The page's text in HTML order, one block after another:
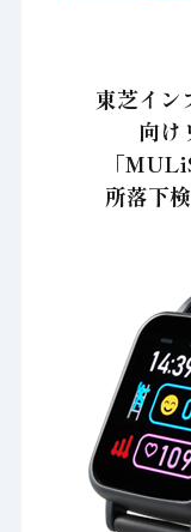
東芝イン
向け
「
所落下